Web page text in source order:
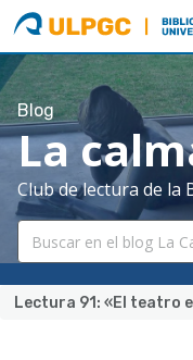
ULPGC
Blog
La
Club de lectura de la